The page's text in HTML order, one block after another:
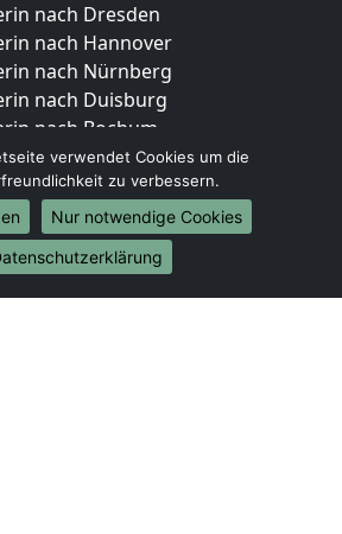
nach Dresden
nach Hannover
nach Nürnberg
nach Duisburg
nach Bochum
nach Wuppertal
nach Bielefeld
nach Bonn
nach Münster
verwendet Cookies um die
zu verbessern.
Nur notwendige Cookies